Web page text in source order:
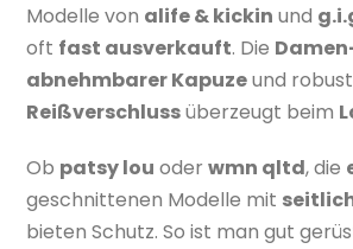
Modelle von alife & kickin und
oft fast ausverkauft. Die
abnehmbarer Kapuzeund
Reißverschlussüberzeugt beim
Ob patsy lou oderwmn qltd, die
geschnittenen Modelle mit
bieten Schutz. So ist man gut